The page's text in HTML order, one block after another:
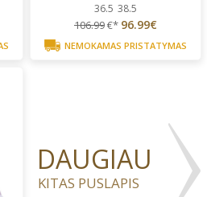
36.5 38.5
106.99€* 96.99€
NEMOKAMAS PRISTATYMAS
DAUGIAU
KITAS PUSLAPIS